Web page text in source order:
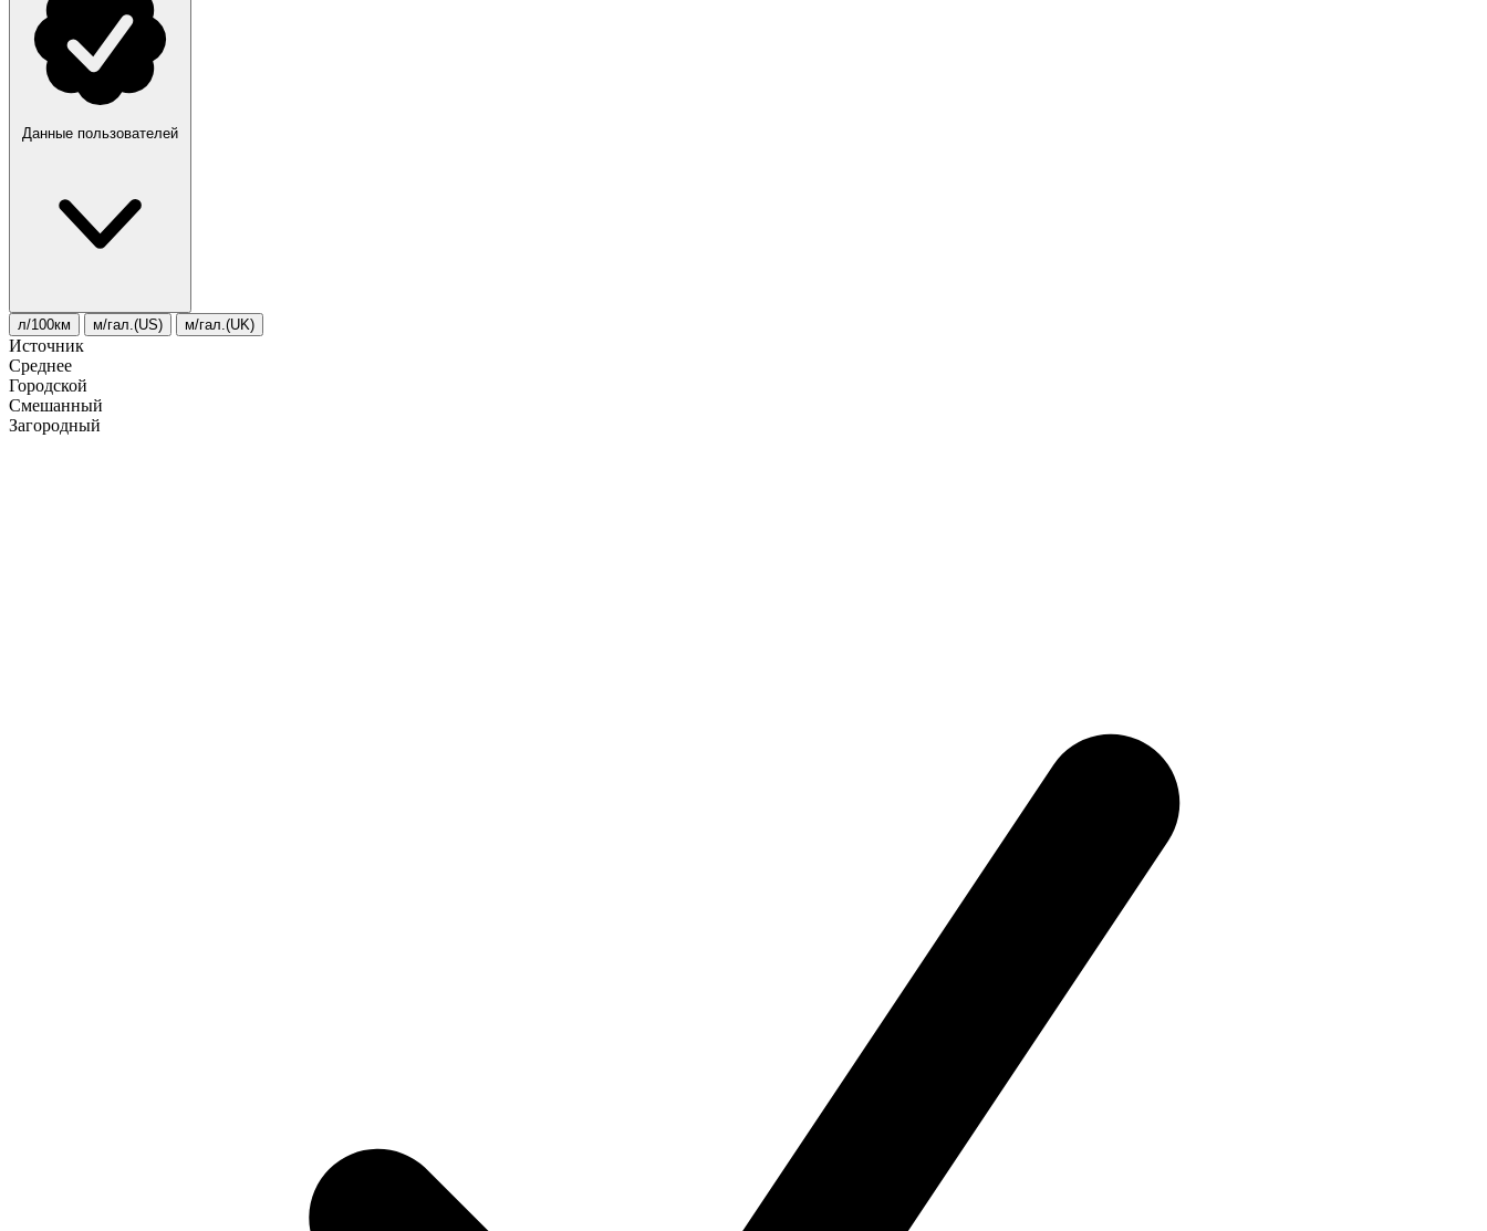
Данные пользователей
л/100км м/гал.(US) м/гал.(UK)
Источник
Среднее
Городской
Смешанный
Загородный